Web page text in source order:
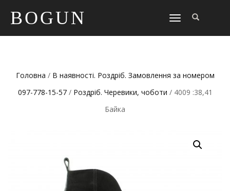
BOGUN
TOGGLE
Головна / В наявності. Роздріб. Замовлення за номером
097-778-15-57/ Роздріб. Черевики, чоботи / 4009 :38,41
Байка